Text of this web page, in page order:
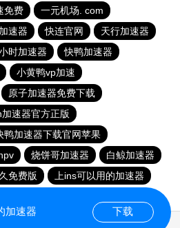
免费
一元机场. com
速器 快连官网
天行加速器
时加速器
快鸭加速器
小黄鸭vp加速
原子加速器免费下载
速器官方正版
鸭加速器下载官网苹果
烧饼哥加速器
白鲸加速器
免费版
上ins可以用的加速器
加速器 下载